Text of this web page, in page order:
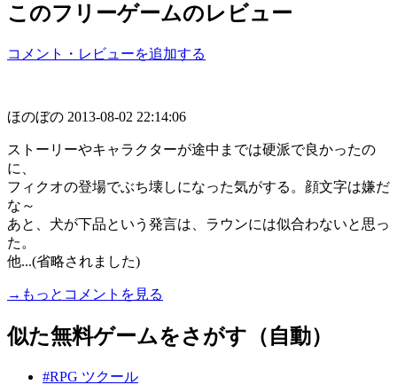
このフリーゲームのレビュー
コメント・レビューを追加する
ほのぼの 2013-08-02 22:14:06
ストーリーやキャラクターが途中までは硬派で良かったの
に、
フィクオの登場でぶち壊しになった気がする。顔文字は嫌だ
な～
あと、犬が下品という発言は、ラウンには似合わないと思っ
た。
他...(省略されました)
→もっとコメントを見る
似た無料ゲームをさがす（自動）
#RPG ツクール